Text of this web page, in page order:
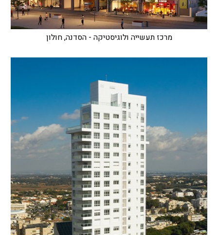
מרכז תעשייה ולוגיסטיקה - הסדנה, חולון